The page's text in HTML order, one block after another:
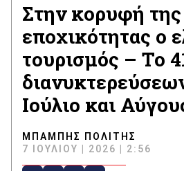
Στην κορυφή της
εποχικότητας ο
τουρισμός – Το
Ιούλιο και
ΜΠΆΜΠΗΣ ΠΟΛΊΤΗΣ
7 ΙΟΥΛΊΟΥ | 2026 | 2:56